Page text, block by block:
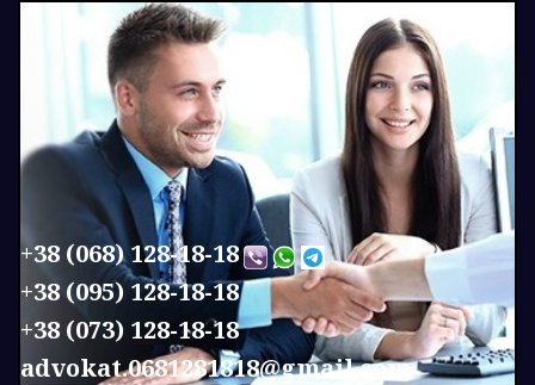
+38 (068) 128-18-18
+38 (095) 128-18-18
+38 (073) 128-18-18
advokat.0681281818@gmail.com